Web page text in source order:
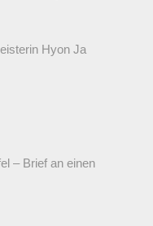
Hyon Ja
– Brief an einen